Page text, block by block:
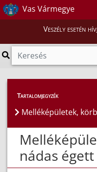
Vas Vármegye
Veszély esetén
Híreink > Hírek
Tartalomjegyzék
Melléképületek,
nádas égett